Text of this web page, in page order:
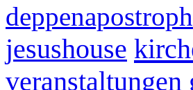
deppenapostroph
jesushouse
veranstaltungen